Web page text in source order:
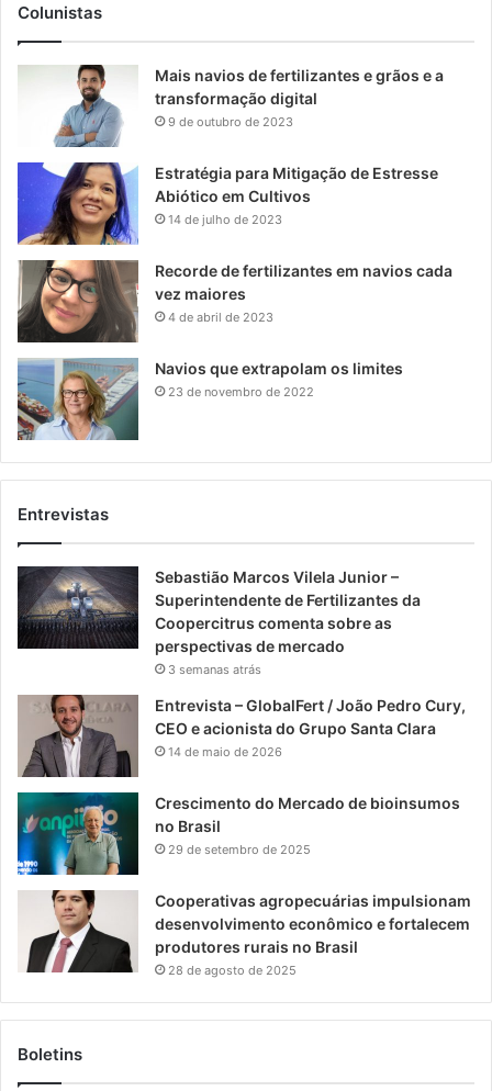
Colunistas
Mais navios de fertilizantes e grãos e a
transformação digital
9 de outubro de 2023
Estratégia para Mitigação de Estresse
Abiótico em Cultivos
14 de julho de 2023
Recorde de fertilizantes em navios cada
vez maiores
4 de abril de 2023
Navios que extrapolam os limites
23 de novembro de 2022
Entrevistas
Sebastião Marcos Vilela Junior –
Superintendente de Fertilizantes da
Coopercitrus comenta sobre as
perspectivas de mercado
3 semanas atrás
Entrevista – GlobalFert / João Pedro Cury,
CEO e acionista do Grupo Santa Clara
14 de maio de 2026
Crescimento do Mercado de bioinsumos
no Brasil
29 de setembro de 2025
Cooperativas agropecuárias impulsionam
desenvolvimento econômico e fortalecem
produtores rurais no Brasil
28 de agosto de 2025
Boletins